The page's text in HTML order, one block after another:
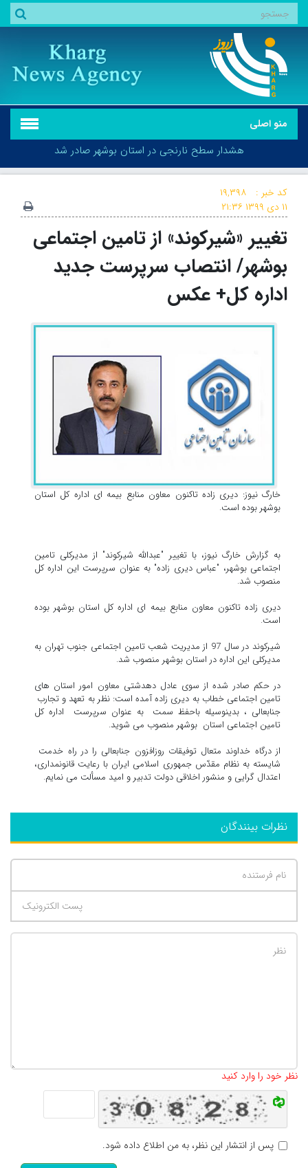
منو اصلی
هشدار سطح نارنجی در استان بوشهر صادر شد
هشدار سطح نارنجی در استان بوشهر صادر شد
کد خبر :
۱۹,۳۹۸
۱۱ دی ۱۳۹۹
۲۱:۳۶
تغییر «شیرکوند» از تامین اجتماعی
بوشهر/ انتصاب سرپرست جدید
اداره کل+ عکس
خارگ نیوز: دیری زاده تاکنون معاون منابع بیمه ای اداره کل استان
بوشهر بوده است.
به گزارش خارگ نیوز، با تغییر "عبدالله شیرکوند" از مدیرکلی تامین
اجتماعی بوشهر، "عباس دیری زاده" به عنوان سرپرست این اداره کل
منصوب شد.
دیری زاده تاکنون معاون منابع بیمه ای اداره کل استان بوشهر بوده
است.
شیرکوند در سال 97 از مدیریت شعب تامین اجتماعی جنوب تهران به
مدیرکلی این اداره در استان بوشهر منصوب شد.
در حکم صادر شده از سوی عادل دهدشتی معاون امور استان های
تامین اجتماعی خطاب به دیری زاده آمده است: نظر به تعهد و تجارب
جنابعالی ، بدینوسیله باحفظ سمت به عنوان سرپرست اداره کل
تامین اجتماعی استان بوشهر منصوب می شوید.
از درگاه خداوند متعال توفیقات روزافزون جنابعالی را در راه خدمت
شایسته به نظام مقدّس جمهوری اسلامی ایران با رعایت قانونمداری،
اعتدال گرایی و منشور اخلاقی دولت تدبیر و امید مسألت می نمایم.
نظرات بینندگان
نظر خود را وارد کنید
پس از انتشار این نظر، به من اطلاع داده شود.